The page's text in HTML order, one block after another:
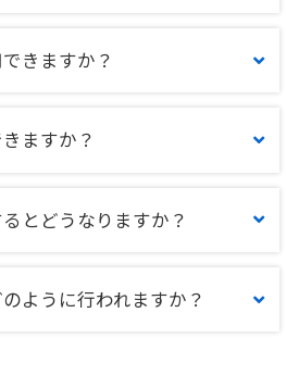
きますか？
ますか？
とどうなりますか？
ように行われますか？